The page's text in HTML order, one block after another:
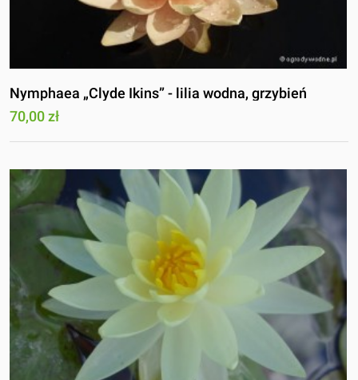
Nymphaea „Clyde Ikins” - lilia wodna, grzybień
70,00 zł